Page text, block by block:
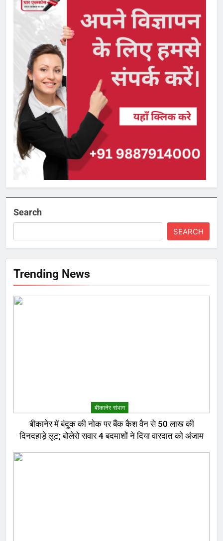
Search
SEARCH
Trending News
बीकानेर संभाग
बीकानेर में बंदूक की नोक पर बैंक कैश वैन से 50 लाख की
दिनदहाड़े लूट; बोलेरो सवार 4 बदमाशों ने दिया वारदात को अंजाम